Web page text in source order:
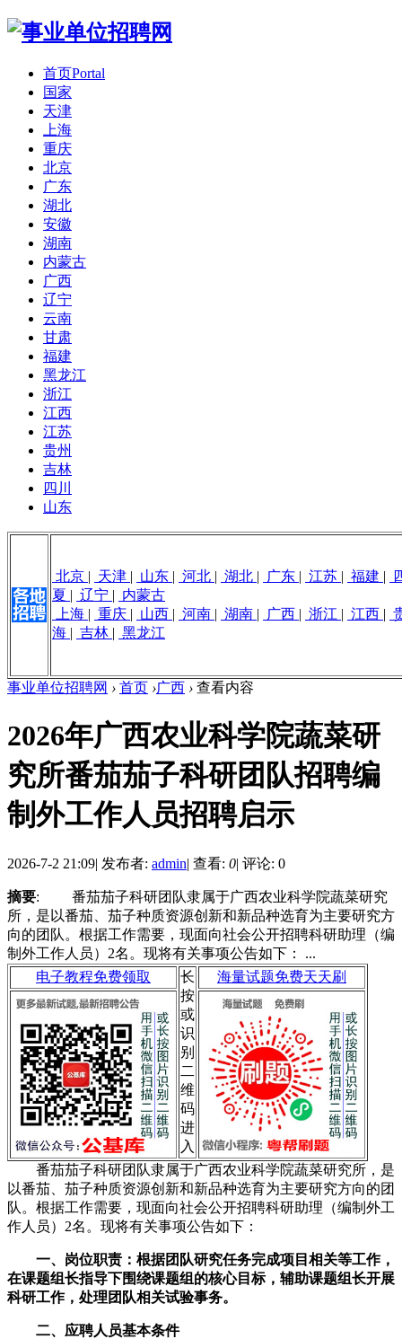
首页Portal
国家
天津
上海
重庆
北京
广东
湖北
安徽
湖南
内蒙古
广西
辽宁
云南
甘肃
福建
黑龙江
浙江
江西
江苏
贵州
吉林
四川
山东
北京 | 天津 | 山东 | 河北 | 湖北 | 广东 | 江苏 | 福建 |
夏 | 辽宁 | 内蒙古
上海 | 重庆 | 山西 | 河南 | 湖南 | 广西 | 浙江 | 江西 |
海 | 吉林 | 黑龙江
事业单位招聘网 › 首页 ›广西 › 查看内容
2026年广西农业科学院蔬菜研
究所番茄茄子科研团队招聘编
制外工作人员招聘启示
2026-7-2 21:09| 发布者: admin| 查看: 0| 评论: 0
摘要: 番茄茄子科研团队隶属于广西农业科学院蔬菜研究
所，是以番茄、茄子种质资源创新和新品种选育为主要研究方
向的团队。根据工作需要，现面向社会公开招聘科研助理（编
制外工作人员）2名。现将有关事项公告如下： ...
电子教程免费领取
长
按
或
识
别
二
维
码
进
入
海量试题免费天天刷
番茄茄子科研团队隶属于广西农业科学院蔬菜研究所，是
以番茄、茄子种质资源创新和新品种选育为主要研究方向的团
队。根据工作需要，现面向社会公开招聘科研助理（编制外工
作人员）2名。现将有关事项公告如下：
一、岗位职责：根据团队研究任务完成项目相关等工作，
在课题组长指导下围绕课题组的核心目标，辅助课题组长开展
科研工作，处理团队相关试验事务。
二、应聘人员基本条件